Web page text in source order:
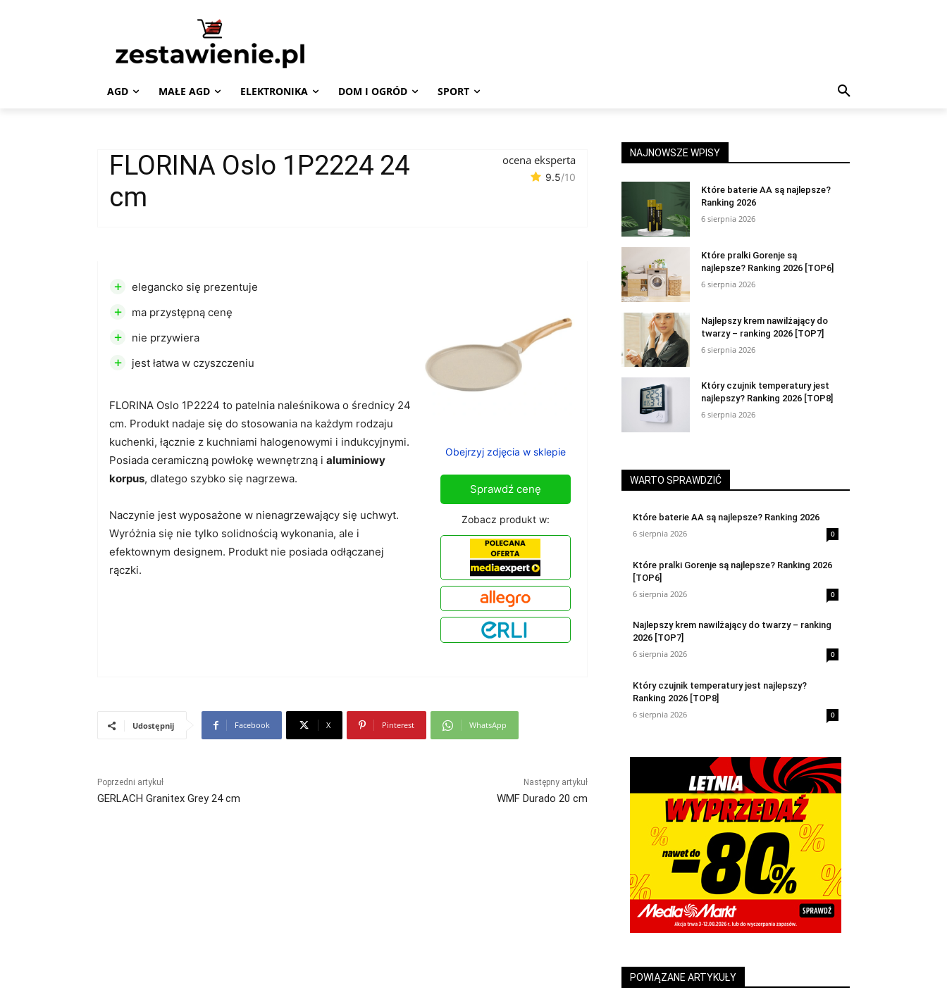
AGD MAŁE AGD ELEKTRONIKA DOM I OGRÓD SPORT
FLORINA Oslo 1P2224 24
cm
ocena eksperta
9.5/10
FLORINA Oslo 1P2224 to patelnia naleśnikowa o średnicy 24
cm. Produkt nadaje się do stosowania na każdym rodzaju
kuchenki, łącznie z kuchniami halogenowymi i indukcyjnymi.
Posiada ceramiczną powłokę wewnętrzną i aluminiowy
korpus, dlatego szybko się nagrzewa.
Naczynie jest wyposażone w nienagrzewający się uchwyt.
Wyróżnia się nie tylko solidnością wykonania, ale i
efektownym designem. Produkt nie posiada odłączanej
rączki.
+ elegancko się prezentuje
+ ma przystępną cenę
+ nie przywiera
+ jest łatwa w czyszczeniu
Obejrzyj zdjęcia w sklepie
Sprawdź cenę
Zobacz produkt w:
Udostępnij Facebook X Pinterest WhatsApp
Poprzedni artykuł
GERLACH Granitex Grey 24 cm
Następny artykuł
WMF Durado 20 cm
NAJNOWSZE WPISY
Które baterie AA są najlepsze?
Ranking 2026
6 sierpnia 2026
Które pralki Gorenje są
najlepsze? Ranking 2026 [TOP6]
6 sierpnia 2026
Najlepszy krem nawilżający do
twarzy – ranking 2026 [TOP7]
6 sierpnia 2026
Który czujnik temperatury jest
najlepszy? Ranking 2026 [TOP8]
6 sierpnia 2026
WARTO SPRAWDZIĆ
Które baterie AA są najlepsze? Ranking 2026
6 sierpnia 2026
0
Które pralki Gorenje są najlepsze? Ranking 2026
[TOP6]
6 sierpnia 2026
0
Najlepszy krem nawilżający do twarzy – ranking
2026 [TOP7]
6 sierpnia 2026
0
Który czujnik temperatury jest najlepszy?
Ranking 2026 [TOP8]
6 sierpnia 2026
0
POWIĄZANE ARTYKUŁY